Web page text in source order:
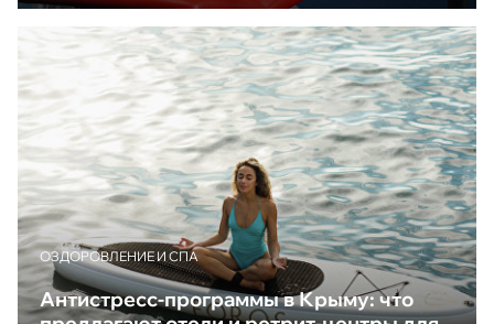
ОЗДОРОВЛЕНИЕ И СПА
Антистресс-программы в Крыму: что